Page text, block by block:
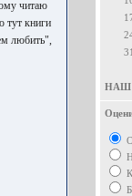
читаю
тут книги
любить",
31
НАШ